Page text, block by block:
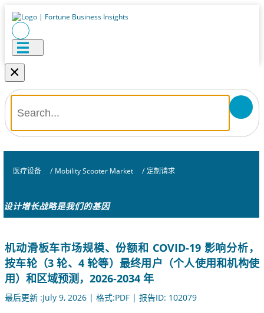
×
医疗设备 / Mobility Scooter Market / 定制请求
设计增长战略是我们的基因
机动滑板车市场规模、份额和 COVID-19 影响分析，
按车轮（3 轮、4 轮等）最终用户（个人使用和机构使
用）和区域预测，2026-2034 年
最后更新 :July 9, 2026 | 格式:PDF | 报告ID: 102079